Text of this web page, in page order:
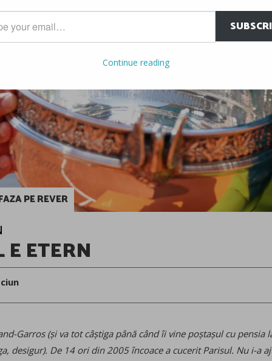
PE REVER
E ETERN
Garros (și va tot câștiga până când îi vine poștașul cu pensia
desigur). De 14 ori din 2005 încoace a cucerit Parisul. Nu i-a
Continue reading